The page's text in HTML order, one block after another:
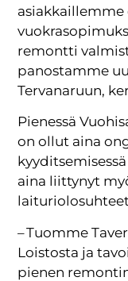
remontti
panostamme
Tervanaruun,
Pienessä
on ollut aina
aina liittynyt
– Tuomme
Loistosta ja
pienen